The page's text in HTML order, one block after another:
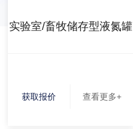
实验室/畜牧储存型液氮罐
获取报价 查看更多+